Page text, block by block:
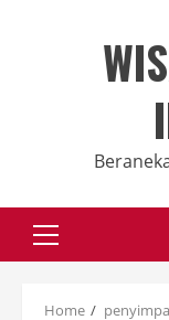
Primary
Menu
Home